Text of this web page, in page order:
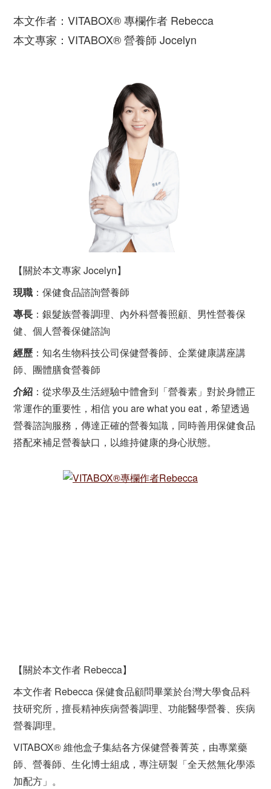
本文作者：VITABOX® 專欄作者 Rebecca
本文專家：VITABOX® 營養師 Jocelyn
【關於本文專家 Jocelyn】
現職 ：保健食品諮詢營養師
專長 ：銀髮族營養調理、內外科營養照顧、男性營養保
健、個人營養保健諮詢
經歷 ：知名生物科技公司保健營養師、企業健康講座講
師、團體膳食營養師
介紹 ：從求學及生活經驗中體會到「營養素」對於身體正
常運作的重要性，相信 you are what you eat，希望透過
營養諮詢服務，傳達正確的營養知識，同時善用保健食品
搭配來補足營養缺口，以維持健康的身心狀態。
【關於本文作者 Rebecca】
本文作者 Rebecca 保健食品顧問畢業於台灣大學食品科
技研究所，擅長精神疾病營養調理、功能醫學營養、疾病
營養調理。
VITABOX® 維他盒子集結各方保健營養菁英，由專業藥
師、營養師、生化博士組成，專注研製「全天然無化學添
加配方」。